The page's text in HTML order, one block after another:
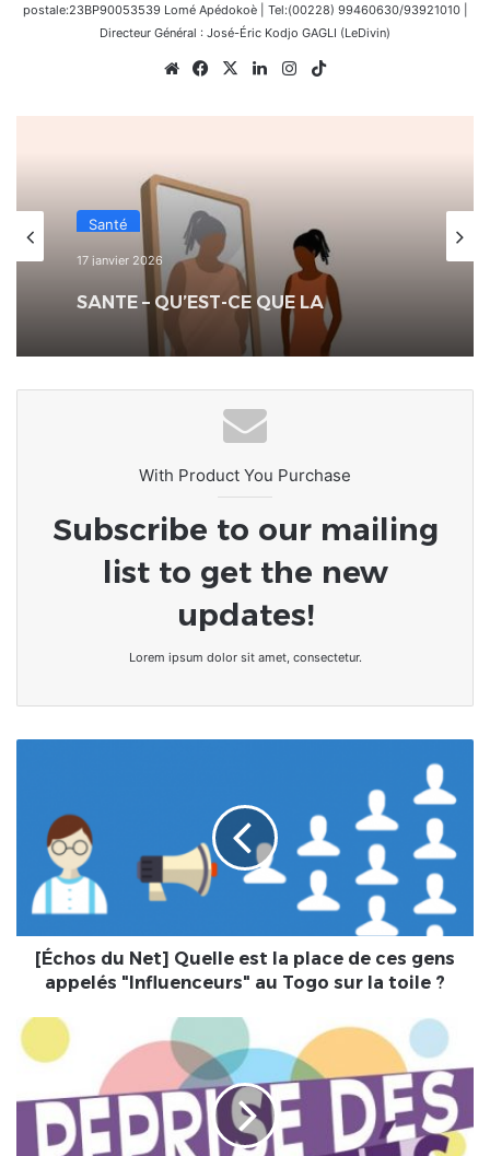
postale:23BP90053539 Lomé Apédokoè | Tel:(00228) 99460630/93921010 |
Directeur Général : José-Éric Kodjo GAGLI (LeDivin)
WebsiteFacebook
X LinkedinInstagram
Santé
17 janvier 2026
SANTE – QU’EST-CE QUE LA
DYSMORPHOPHOBIE ?
With Product You Purchase
Subscribe to our mailing
list to get the new
updates!
Lorem ipsum dolor sit amet, consectetur.
place
ces
gens
appelés
au
Togo
toile
[Échos du Net] Quelle est la place de ces gens
appelés "Influenceurs" au Togo sur la toile ?
Bientôt
"bye
Covid19"